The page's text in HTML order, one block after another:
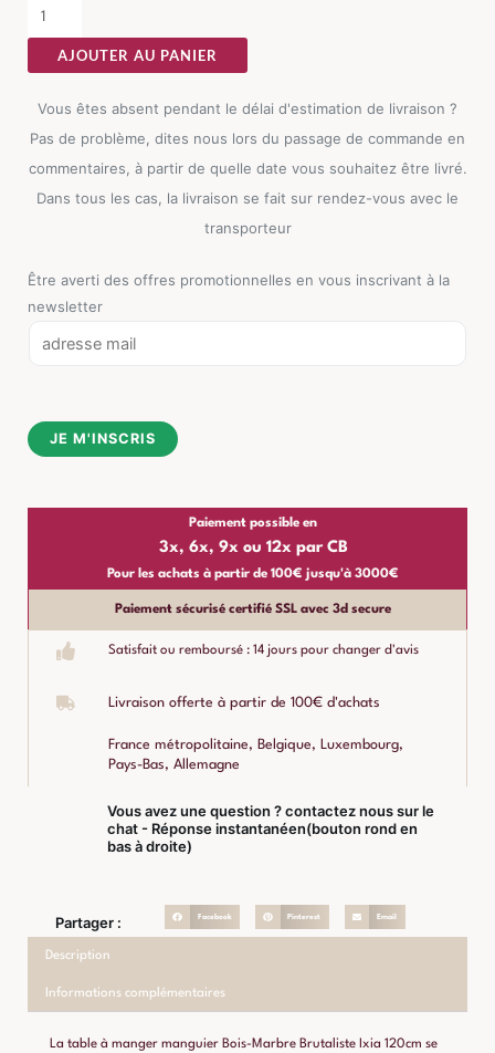
Manger
Manguier
Bois-
AJOUTER AU PANIER
Vous êtes absent pendant le délai d'estimation de livraison ?
Pas de problème, dites nous lors du passage de commande en
commentaires, à partir de quelle date vous souhaitez être livré.
Dans tous les cas, la livraison se fait sur rendez-vous avec le
transporteur
Être averti des offres promotionnelles en vous inscrivant à la
newsletter
m
l
JE M'INSCRIS
Paiement possible en
3x, 6x, 9x ou 12x par CB
Pour les achats à partir de 100€ jusqu'à 3000€
Paiement sécurisé certifié SSL avec 3d secure
Satisfait ou remboursé : 14 jours pour changer d'avis
Livraison offerte à partir de 100€ d'achats
France métropolitaine, Belgique, Luxembourg,
Pays-Bas, Allemagne
Vous avez une question ? contactez nous sur le
chat - Réponse instantanéen(bouton rond en
bas à droite)
Partager : Facebook Pinterest Email
Description
Informations complémentaires
La table à manger manguier Bois-Marbre Brutaliste Ixia 120cm se